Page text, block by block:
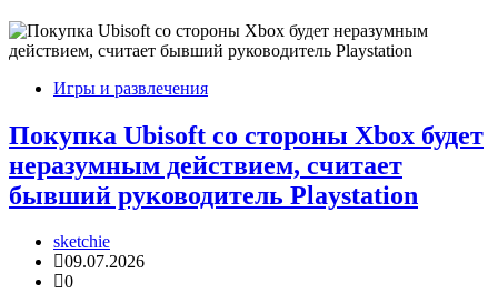
Игры и развлечения
Покупка Ubisoft со стороны Xbox будет
неразумным действием, считает
бывший руководитель Playstation
sketchie
09.07.2026
0